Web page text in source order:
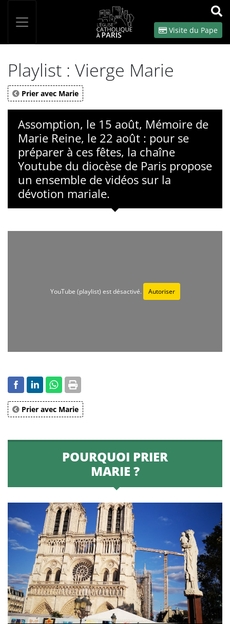
OK
Visite du Pape
Playlist : Vierge Marie
Prier avec Marie
Assomption, le 15 août, Mémoire de
Marie Reine, le 22 août : pour se
préparer à ces fêtes, la chaîne
Youtube du diocèse de Paris propose
un ensemble de vidéos sur la
dévotion mariale.
YouTube (playlist) est désactivé. Autoriser
Prier avec Marie
POURQUOI PRIER
MARIE ?
Panneau de gestion des cookies